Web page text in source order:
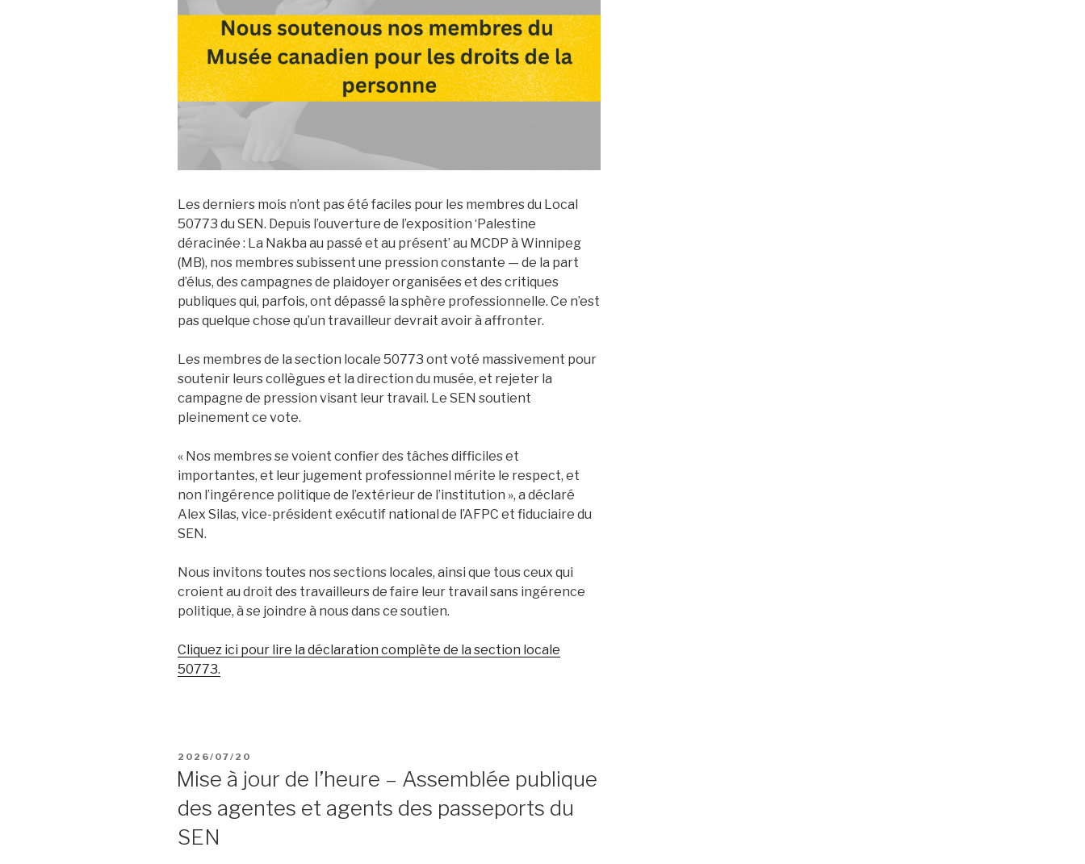
Les derniers mois n’ont pas été faciles pour les membres du Local
50773 du SEN. Depuis l’ouverture de l’exposition ‘Palestine
déracinée : La Nakba au passé et au présent’ au MCDP à Winnipeg
(MB), nos membres subissent une pression constante — de la part
d’élus, des campagnes de plaidoyer organisées et des critiques
publiques qui, parfois, ont dépassé la sphère professionnelle. Ce n’est
pas quelque chose qu’un travailleur devrait avoir à affronter.
Les membres de la section locale 50773 ont voté massivement pour
soutenir leurs collègues et la direction du musée, et rejeter la
campagne de pression visant leur travail. Le SEN soutient
pleinement ce vote.
« Nos membres se voient confier des tâches difficiles et
importantes, et leur jugement professionnel mérite le respect, et
non l’ingérence politique de l’extérieur de l’institution », a déclaré
Alex Silas, vice-président exécutif national de l’AFPC et fiduciaire du
SEN.
Nous invitons toutes nos sections locales, ainsi que tous ceux qui
croient au droit des travailleurs de faire leur travail sans ingérence
politique, à se joindre à nous dans ce soutien.
Cliquez ici pour lire la déclaration complète de la section locale
50773.
POSTED
ON
2026/07/20
Mise à jour de l’heure – Assemblée publique
des agentes et agents des passeports du
SEN